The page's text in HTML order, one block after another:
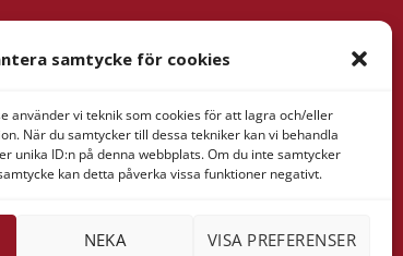
samtycke för cookies
använder vi teknik som cookies för att lagra och/eller
När du samtycker till dessa tekniker kan vi behandla
unika ID:n på denna webbplats. Om du inte samtycker
kan detta påverka vissa funktioner negativt.
NEKA VISA PREFERENSER